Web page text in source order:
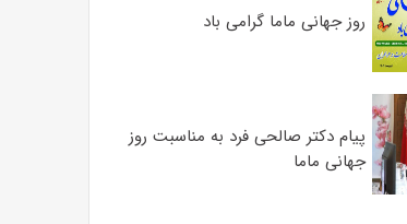
روز جهانی ماما گرامی باد
پیام دکتر صالحی فرد به مناسبت روز
جهانی ماما